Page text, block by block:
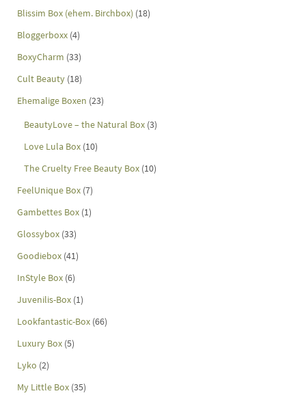
Blissim Box (ehem. Birchbox) (18)
Bloggerboxx (4)
BoxyCharm (33)
Cult Beauty (18)
Ehemalige Boxen (23)
BeautyLove – the Natural Box (3)
Love Lula Box (10)
The Cruelty Free Beauty Box (10)
FeelUnique Box (7)
Gambettes Box (1)
Glossybox (33)
Goodiebox (41)
InStyle Box (6)
Juvenilis-Box (1)
Lookfantastic-Box (66)
Luxury Box (5)
Lyko (2)
My Little Box (35)